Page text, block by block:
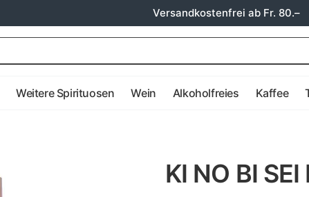
Versandkostenfrei ab Fr. 80.–
Weitere Spirituosen Wein Alkoholfreies Kaffee
KI NO BI